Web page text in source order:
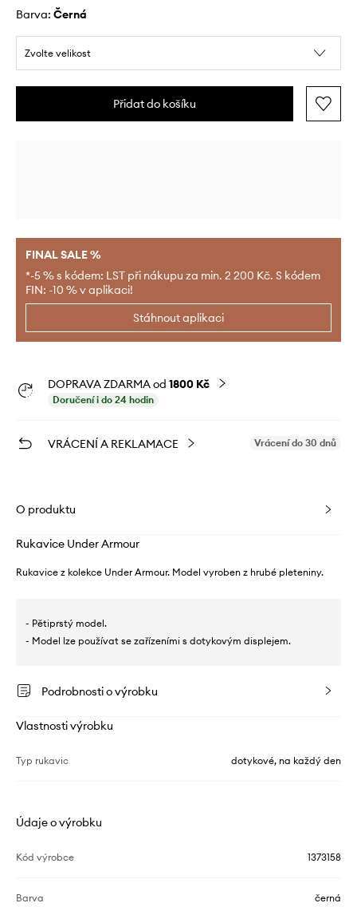
Barva: černá
Zvolte velikost
Přidat do košíku
FINAL SALE %
*-5 % s kódem: LST při nákupu za min. 2 200 Kč. S kódem
FIN: -10 % v aplikaci!
Stáhnout aplikaci
DOPRAVA ZDARMA od 1800 Kč
Doručení i do 24 hodin
VRÁCENÍ A REKLAMACE Vrácení do 30 dnů
O produktu
Rukavice Under Armour
Rukavice z kolekce Under Armour. Model vyroben z hrubé pleteniny.
- Pětiprstý model.
- Model lze používat se zařízeními s dotykovým displejem.
Podrobnosti o výrobku
Vlastnosti výrobku
Typ rukavic dotykové, na každý den
Údaje o výrobku
Kód výrobce 1373158
Barva černá